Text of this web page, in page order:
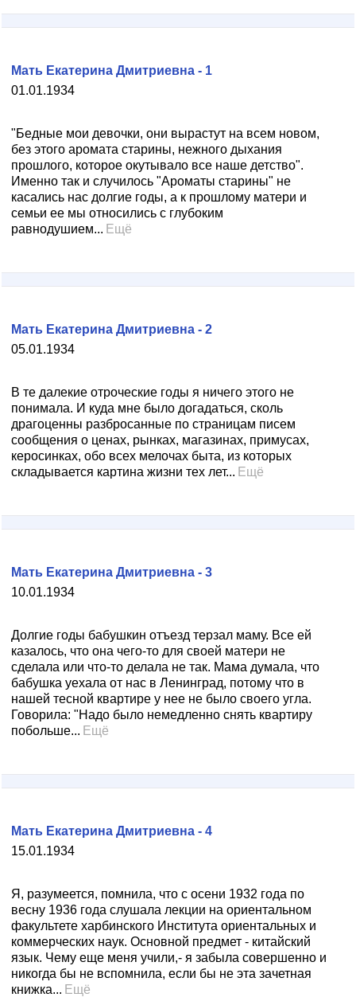
01.01.1934
Мать Екатерина Дмитриевна - 1
"Бедные мои девочки, они вырастут на всем новом,
без этого аромата старины, нежного дыхания
прошлого, которое окутывало все наше детство".
Именно так и случилось "Ароматы старины" не
касались нас долгие годы, а к прошлому матери и
семьи ее мы относились с глубоким
равнодушием... Ещё
05.01.1934
Мать Екатерина Дмитриевна - 2
В те далекие отроческие годы я ничего этого не
понимала. И куда мне было догадаться, сколь
драгоценны разбросанные по страницам писем
сообщения о ценах, рынках, магазинах, примусах,
керосинках, обо всех мелочах быта, из которых
складывается картина жизни тех лет... Ещё
10.01.1934
Мать Екатерина Дмитриевна - 3
Долгие годы бабушкин отъезд терзал маму. Все ей
казалось, что она чего-то для своей матери не
сделала или что-то делала не так. Мама думала, что
бабушка уехала от нас в Ленинград, потому что в
нашей тесной квартире у нее не было своего угла.
Говорила: "Надо было немедленно снять квартиру
побольше... Ещё
15.01.1934
Мать Екатерина Дмитриевна - 4
Я, разумеется, помнила, что с осени 1932 года по
весну 1936 года слушала лекции на ориентальном
факультете харбинского Института ориентальных и
коммерческих наук. Основной предмет - китайский
язык. Чему еще меня учили,- я забыла совершенно и
никогда бы не вспомнила, если бы не эта зачетная
книжка... Ещё